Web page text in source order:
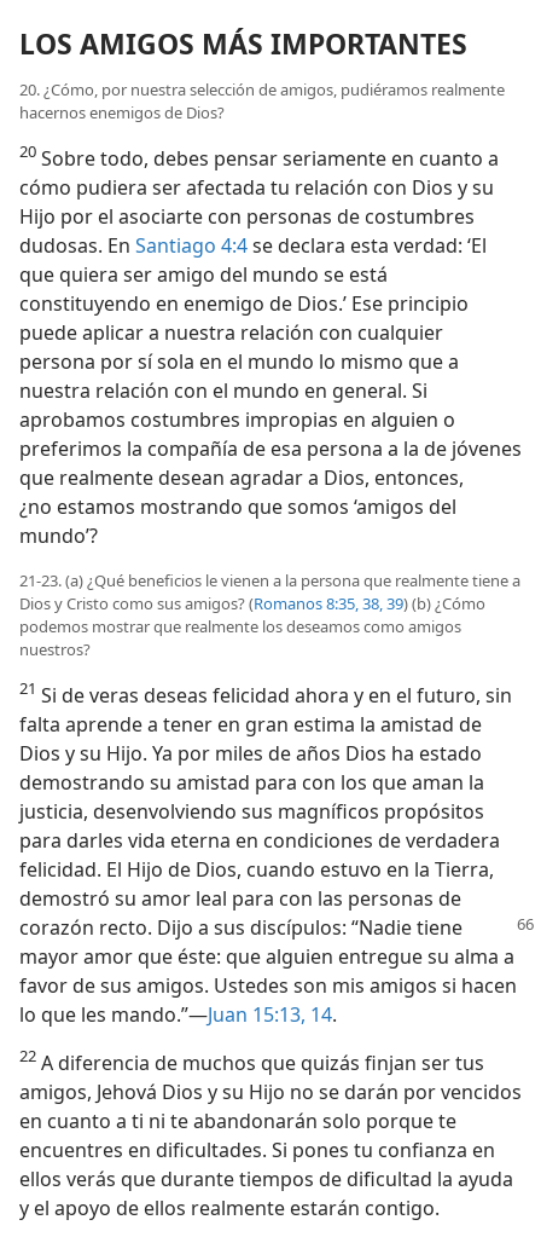
LOS AMIGOS MÁS IMPORTANTES
20. ¿Cómo, por nuestra selección de amigos, pudiéramos realmente
hacernos enemigos de Dios?
20 Sobre todo, debes pensar seriamente en cuanto a
cómo pudiera ser afectada tu relación con Dios y su
Hijo por el asociarte con personas de costumbres
dudosas. En Santiago 4:4se declara esta verdad: ‘El
que quiera ser amigo del mundo se está
constituyendo en enemigo de Dios.’ Ese principio
puede aplicar a nuestra relación con cualquier
persona por sí sola en el mundo lo mismo que a
nuestra relación con el mundo en general. Si
aprobamos costumbres impropias en alguien o
preferimos la compañía de esa persona a la de jóvenes
que realmente desean agradar a Dios, entonces,
¿no estamos mostrando que somos ‘amigos del
mundo’?
21-23. (a) ¿Qué beneficios le vienen a la persona que realmente tiene a
Dios y Cristo como sus amigos? (Romanos 8:35,38, 39) (b) ¿Cómo
podemos mostrar que realmente los deseamos como amigos
nuestros?
21 Si de veras deseas felicidad ahora y en el futuro, sin
falta aprende a tener en gran estima la amistad de
Dios y su Hijo. Ya por miles de años Dios ha estado
demostrando su amistad para con los que aman la
justicia, desenvolviendo sus magníficos propósitos
para darles vida eterna en condiciones de verdadera
felicidad. El Hijo de Dios, cuando estuvo en la Tierra,
demostró su amor leal para con las personas de
corazón recto. Dijo a sus discípulos: “Nadie tiene
mayor amor que éste: que alguien entregue su alma a
favor de sus amigos. Ustedes son mis amigos si hacen
lo que les mando.”—Juan 15:13, 14.
22 A diferencia de muchos que quizás finjan ser tus
amigos, Jehová Dios y su Hijo no se darán por vencidos
en cuanto a ti ni te abandonarán solo porque te
encuentres en dificultades. Si pones tu confianza en
ellos verás que durante tiempos de dificultad la ayuda
y el apoyo de ellos realmente estarán contigo.